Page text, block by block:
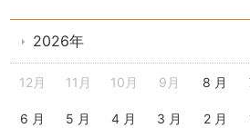
2026年
12月 11月 10月 9月 8 月
6 月 5 月 4 月 3 月 2 月